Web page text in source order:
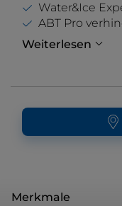
Water&Ice
ABT Pro
Weiterlesen
Merkmale